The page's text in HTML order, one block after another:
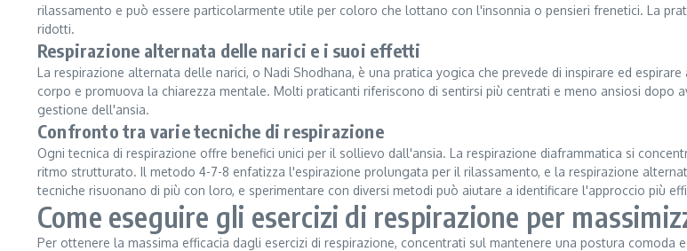
rilassamento e può essere particolarmente utile per coloro che lottano con l'insonnia o pensieri frenetici. La
ridotti.
Respirazione alternata delle narici e i suoi effetti
La respirazione alternata delle narici, o Nadi Shodhana, è una pratica yogica che prevede di inspirare ed
corpo e promuova la chiarezza mentale. Molti praticanti riferiscono di sentirsi più centrati e meno ansiosi
gestione dell'ansia.
Confronto tra varie tecniche di respirazione
Ogni tecnica di respirazione offre benefici unici per il sollievo dall'ansia. La respirazione diaframmatica si
ritmo strutturato. Il metodo 4-7-8 enfatizza l'espirazione prolungata per il rilassamento, e la respirazione
tecniche risuonano di più con loro, e sperimentare con diversi metodi può aiutare a identificare l'approccio più
Come eseguire gli esercizi di respirazione per
Per ottenere la massima efficacia dagli esercizi di respirazione, concentrati sul mantenere una postura